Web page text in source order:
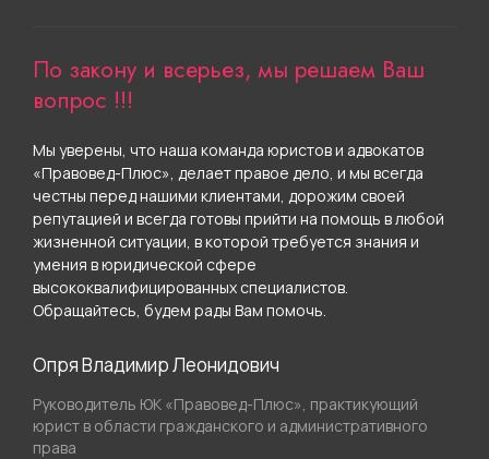
По закону и всерьез, мы решаем Ваш
вопрос !!!
Мы уверены, что наша команда юристов и адвокатов
«Правовед-Плюс», делает правое дело, и мы всегда
честны перед нашими клиентами, дорожим своей
репутацией и всегда готовы прийти на помощь в любой
жизненной ситуации, в которой требуется знания и
умения в юридической сфере
высококвалифицированных специалистов.
Обращайтесь, будем рады Вам помочь.
Опря Владимир Леонидович
Руководитель ЮК «Правовед-Плюс», практикующий
юрист в области гражданского и административного
права